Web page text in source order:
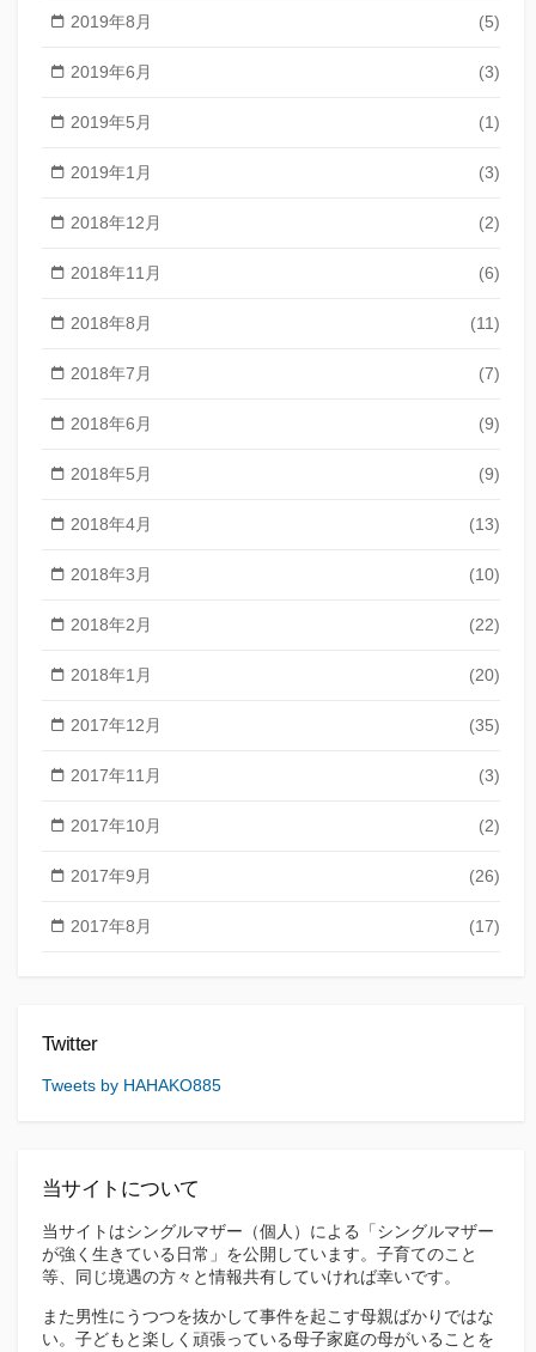
2019年8月 (5)
2019年6月 (3)
2019年5月 (1)
2019年1月 (3)
2018年12月 (2)
2018年11月 (6)
2018年8月 (11)
2018年7月 (7)
2018年6月 (9)
2018年5月 (9)
2018年4月 (13)
2018年3月 (10)
2018年2月 (22)
2018年1月 (20)
2017年12月 (35)
2017年11月 (3)
2017年10月 (2)
2017年9月 (26)
2017年8月 (17)
Twitter
Tweets by HAHAKO885
当サイトについて
当サイトはシングルマザー（個人）による「シングルマザー
が強く生きている日常」を公開しています。子育てのこと
等、同じ境遇の方々と情報共有していければ幸いです。
また男性にうつつを抜かして事件を起こす母親ばかりではな
い。子どもと楽しく頑張っている母子家庭の母がいることを